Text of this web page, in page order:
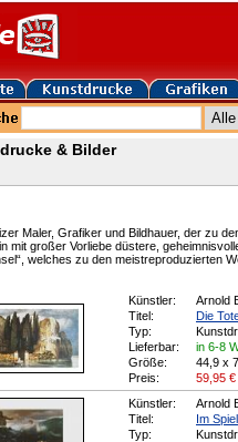
& Bilder
Maler, Grafiker und Bildhauer, der zu
mit großer Vorliebe düstere,
welches zu den meistreproduzierten
Künstler:
Arnold
Titel:
Die
Typ:
Lieferbar:
in 6-8
Größe:
44,9 x
Preis:
59,95 €
Künstler:
Arnold
Titel:
Im
Typ: